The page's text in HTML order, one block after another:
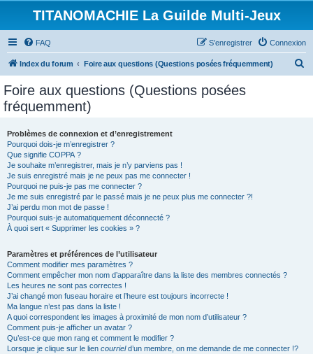
TITANOMACHIE La Guilde Multi-Jeux
FAQ Connexion
S’enregistrer
Index du forum Foire aux questions (Questions posées fréquemment)
Foire aux questions (Questions posées
fréquemment)
Problèmes de connexion et d’enregistrement
Pourquoi dois-je m’enregistrer ?
Que signifie COPPA ?
Je souhaite m’enregistrer, mais je n’y parviens pas !
Je suis enregistré mais je ne peux pas me connecter !
Pourquoi ne puis-je pas me connecter ?
Je me suis enregistré par le passé mais je ne peux plus me connecter ?!
J’ai perdu mon mot de passe !
Pourquoi suis-je automatiquement déconnecté ?
À quoi sert « Supprimer les cookies » ?
Paramètres et préférences de l’utilisateur
Comment modifier mes paramètres ?
Comment empêcher mon nom d’apparaître dans la liste des membres connectés ?
Les heures ne sont pas correctes !
J’ai changé mon fuseau horaire et l’heure est toujours incorrecte !
Ma langue n’est pas dans la liste !
A quoi correspondent les images à proximité de mon nom d’utilisateur ?
Comment puis-je afficher un avatar ?
Qu’est-ce que mon rang et comment le modifier ?
Lorsque je clique sur le lien courrield’un membre, on me demande de me connecter !?